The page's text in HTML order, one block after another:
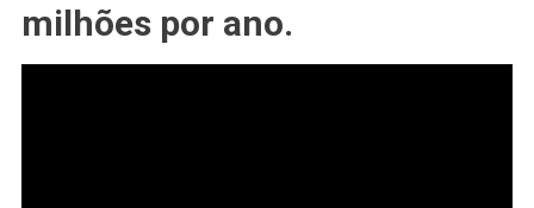
milhões por ano.